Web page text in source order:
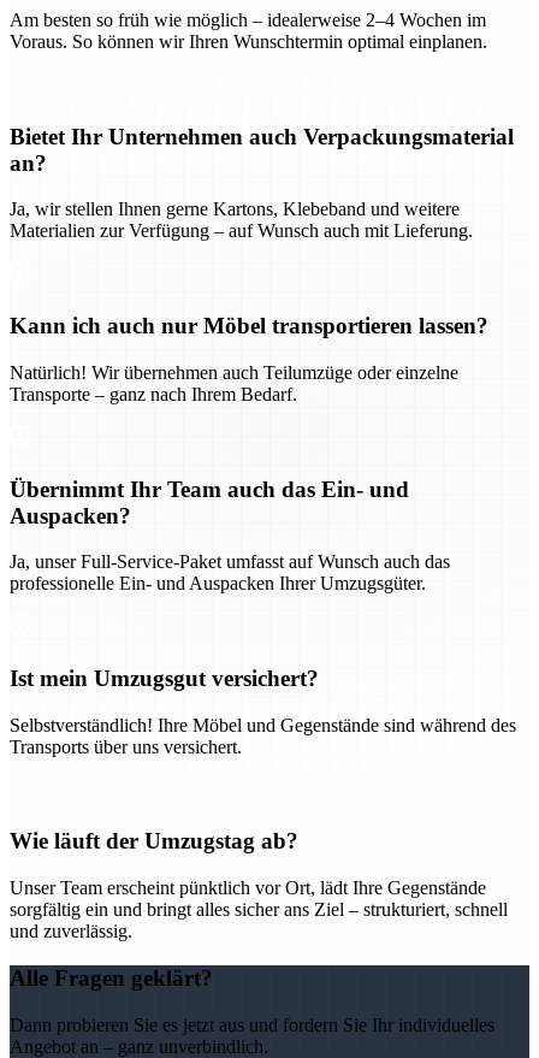
Am besten so früh wie möglich – idealerweise 2–4 Wochen im
Voraus. So können wir Ihren Wunschtermin optimal einplanen.
Bietet Ihr Unternehmen auch Verpackungsmaterial
an?
Ja, wir stellen Ihnen gerne Kartons, Klebeband und weitere
Materialien zur Verfügung – auf Wunsch auch mit Lieferung.
Kann ich auch nur Möbel transportieren lassen?
Natürlich! Wir übernehmen auch Teilumzüge oder einzelne
Transporte – ganz nach Ihrem Bedarf.
Übernimmt Ihr Team auch das Ein- und
Auspacken?
Ja, unser Full-Service-Paket umfasst auf Wunsch auch das
professionelle Ein- und Auspacken Ihrer Umzugsgüter.
Ist mein Umzugsgut versichert?
Selbstverständlich! Ihre Möbel und Gegenstände sind während des
Transports über uns versichert.
Wie läuft der Umzugstag ab?
Unser Team erscheint pünktlich vor Ort, lädt Ihre Gegenstände
sorgfältig ein und bringt alles sicher ans Ziel – strukturiert, schnell
und zuverlässig.
Alle Fragen geklärt?
Dann probieren Sie es jetzt aus und fordern Sie Ihr individuelles
Angebot an – ganz unverbindlich.